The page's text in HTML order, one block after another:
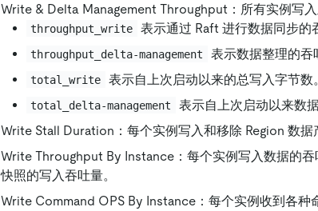
Write & Delta Management Throughput：所有实例写入
throughput_write 表示通过 Raft 进行数据同步的
throughput_delta-management 表示数据整理的吞
total_write 表示自上次启动以来的总写入字节数。
total_delta-management
表示自上次启动以来数
Write Stall Duration：每个实例写入和移除 Region 数据
Write Throughput By Instance：每个实例写入数据的
快照的写入吞吐量。
Write Command OPS By Instance：每个实例收到各种